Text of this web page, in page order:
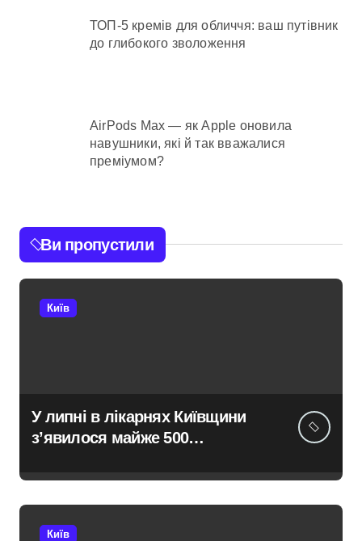
ТОП-5 кремів для обличчя: ваш путівник
до глибокого зволоження
AirPods Max — як Apple оновила
навушники, які й так вважалися
преміумом?
Ви пропустили
Київ
У липні в лікарнях Київщини
з’явилося майже 500
найактивніші медзаклади
Київ